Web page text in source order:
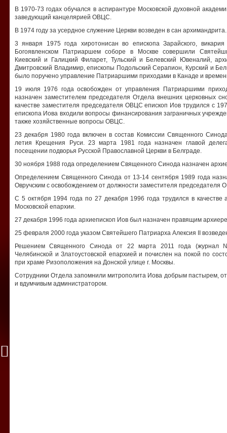
В 1970-73 годах обучался в аспирантуре Московской духовной
заведующий канцелярией ОВЦС.
В 1974 году за усердное служение Церкви возведен в сан архимандрита.
3 января 1975 года хиротонисан во епископа Зарайского,
Богоявленском Патриаршем соборе в Москве совершили
Киевский и Галицкий Филарет, Тульский и Белевский Ювеналий,
Дмитровский Владимир, епископы Подольский Серапион, Курский и
было поручено управление Патриаршими приходами в Канаде и
19 июля 1976 года освобожден от управления Патриаршими
назначен заместителем председателя Отдела внешних церковных
качестве заместителя председателя ОВЦС епископ Иов трудился с
епископа Иова входили вопросы финансирования заграничных
также хозяйственные вопросы ОВЦС.
23 декабря 1980 года включен в состав Комиссии Священного
летия Крещения Руси. 23 марта 1981 года назначен главой
посещении подворья Русской Православной Церкви в Белграде.
30 ноября 1988 года определением Священного Синода назначен
Определением Священного Синода от 13-14 сентября 1989 года
Овручским с освобождением от должности заместителя председателя
С 5 октября 1994 года по 27 декабря 1996 года трудился в качестве
Московской епархии.
27 декабря 1996 года архиепископ Иов был назначен правящим
25 февраля 2000 года указом Святейшего Патриарха Алексия II
Решением Священного Синода от 22 марта 2011 года (журнал
Челябинской и Златоустовской епархией и почислен на покой по
при храме Ризоположения на Донской улице г. Москвы.
Сотрудники Отдела запомнили митрополита Иова добрым пастырем,
и вдумчивым администратором.